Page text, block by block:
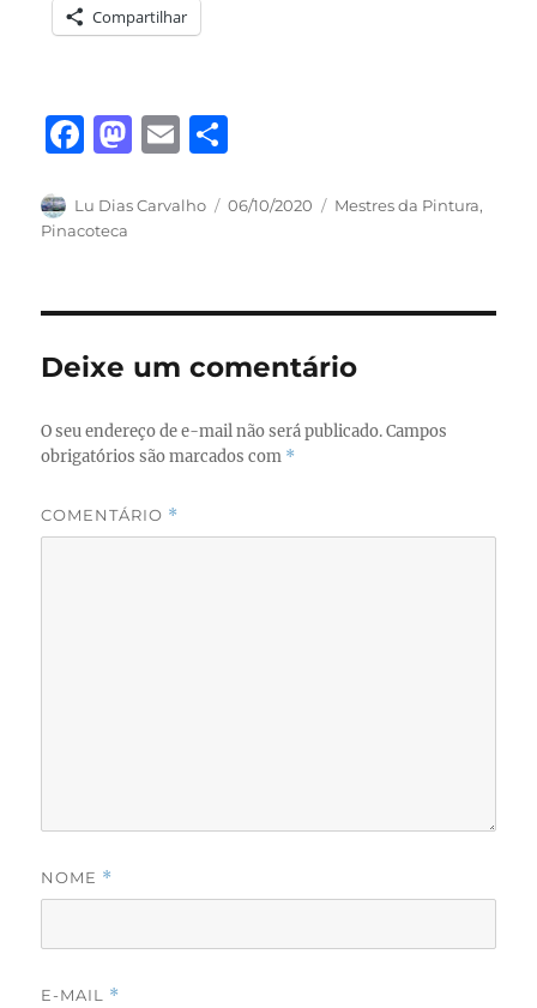
Compartilhar
F
c
e
o
o
M
st
o
n
E
ai a
Autor
Lu Dias Carvalho
Publicado
06/10/2020 Categorias
Mestres da Pintura,
Pinacoteca
Deixe um comentário
O seu endereço de e-mail não será publicado. Campos
obrigatórios são marcados com *
COMENTÁRIO *
NOME *
E-MAIL *